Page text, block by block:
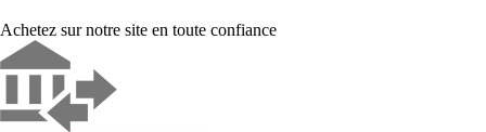
Achetez sur notre site en toute confiance